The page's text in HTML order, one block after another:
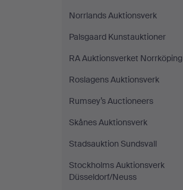
Norrlands Auktionsverk
Palsgaard Kunstauktioner
RA Auktionsverket Norrköping
Roslagens Auktionsverk
Rumsey’s Auctioneers
Skånes Auktionsverk
Stadsauktion Sundsvall
Stockholms Auktionsverk
Düsseldorf/Neuss